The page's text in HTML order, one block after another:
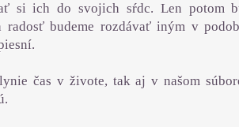
si ich do svojich sŕdc. Len potom
radosť budeme rozdávať iným v
čas v živote, tak aj v našom